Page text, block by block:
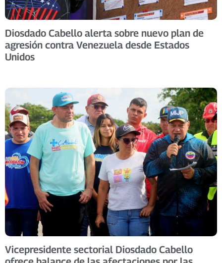
Diosdado Cabello alerta sobre nuevo plan de
agresión contra Venezuela desde Estados
Unidos
Vicepresidente sectorial Diosdado Cabello